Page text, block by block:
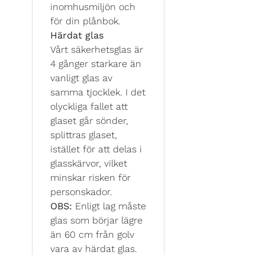
inomhusmiljön och
för din plånbok.
Härdat glas
Vårt säkerhetsglas är
4 gånger starkare än
vanligt glas av
samma tjocklek. I det
olyckliga fallet att
glaset går sönder,
splittras glaset,
istället för att delas i
glasskärvor, vilket
minskar risken för
personskador.
OBS: Enligt lag måste
glas som börjar lägre
än 60 cm från golv
vara av härdat glas.